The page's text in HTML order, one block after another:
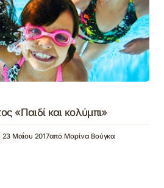
«Παιδί και κολύμπι»
23 Μαΐου 2017από Μαρίνα Βούγκα